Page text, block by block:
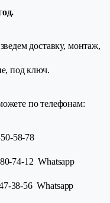
доставку, монтаж,
под ключ.
по телефонам:
58-78
74-12 Whatsapp
38-56 Whatsapp